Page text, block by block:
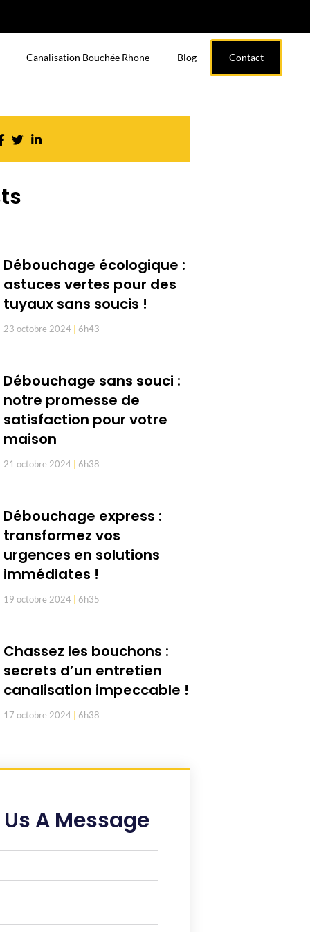
Canalisation Bouchée Rhone Blog Contact
Débouchage écologique :
astuces vertes pour des
tuyaux sans soucis !
23 octobre 2024 6h43
Débouchage sans souci :
notre promesse de
satisfaction pour votre
maison
21 octobre 2024 6h38
Débouchage express :
transformez vos
urgences en solutions
immédiates !
19 octobre 2024 6h35
Chassez les bouchons :
secrets d’un entretien
canalisation impeccable !
17 octobre 2024 6h38
A Message